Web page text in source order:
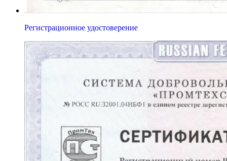
Регистрационное удостоверение